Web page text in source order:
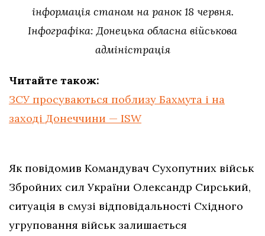
інформація станом на ранок 18 червня.
Інфографіка: Донецька обласна військова
адміністрація
Читайте також:
ЗСУ просуваються поблизу Бахмута і на
заході Донеччини — ISW
Як повідомив Командувач Сухопутних військ
Збройних сил України Олександр Сирський,
ситуація в смузі відповідальності Східного
угруповання військ залишається